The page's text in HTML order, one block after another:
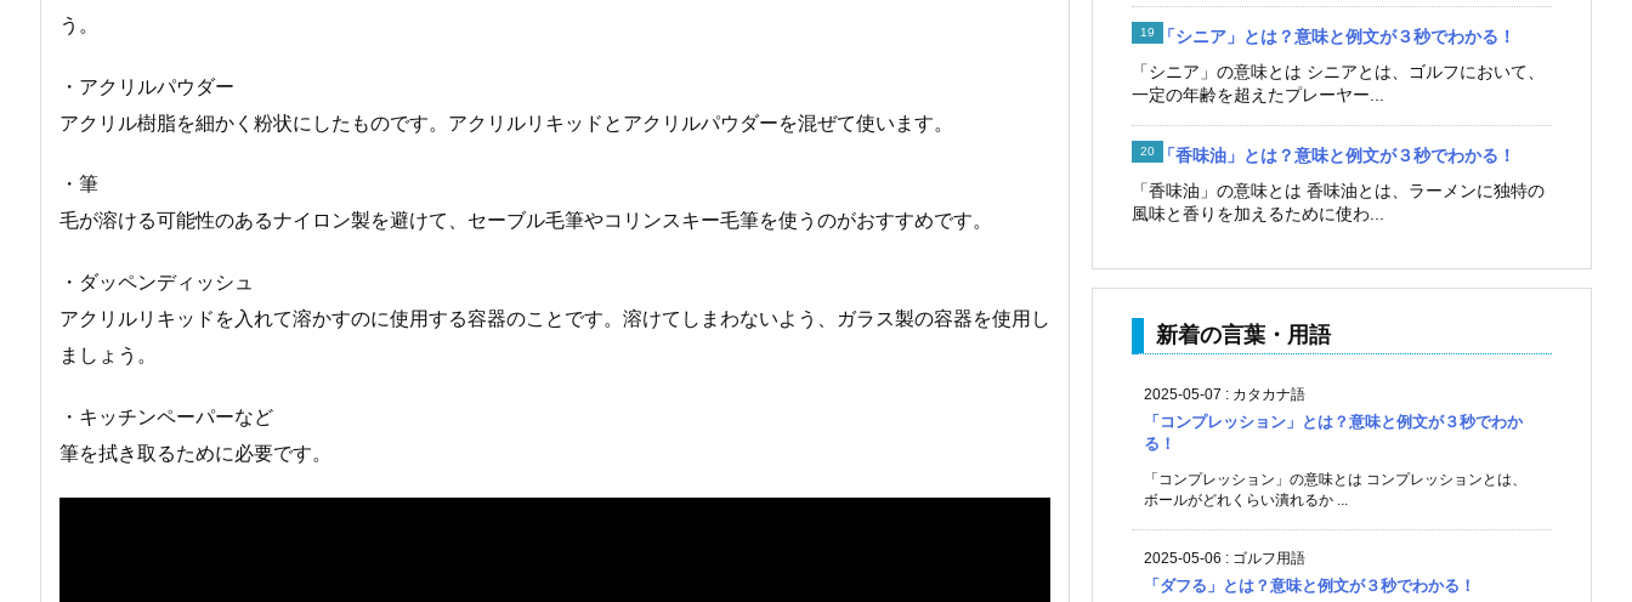
う。
・アクリルパウダー
アクリル樹脂を細かく粉状にしたものです。アクリルリキッドとアクリルパウダーを混ぜて使います。
・筆
毛が溶ける可能性のあるナイロン製を避けて、セーブル毛筆やコリンスキー毛筆を使うのがおすすめです。
・ダッペンディッシュ
アクリルリキッドを入れて溶かすのに使用する容器のことです。溶けてしまわないよう、ガラス製の容器を使用し
ましょう。
・キッチンペーパーなど
筆を拭き取るために必要です。
「シニア」とは？意味と例文が３秒でわかる！
「シニア」の意味とは シニアとは、ゴルフにおいて、
一定の年齢を超えたプレーヤー...
「香味油」とは？意味と例文が３秒でわかる！
「香味油」の意味とは 香味油とは、ラーメンに独特の
風味と香りを加えるために使わ...
新着の言葉・用語
2025-05-07 : カタカナ語
「コンプレッション」とは？意味と例文が３秒でわか
る！
「コンプレッション」の意味とは コンプレッションとは、
ボールがどれくらい潰れるか ...
2025-05-06 : ゴルフ用語
「ダフる」とは？意味と例文が３秒でわかる！